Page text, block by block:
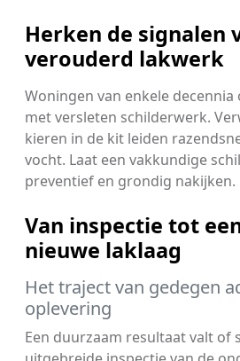
Herken de signalen
verouderd lakwerk
Woningen van enkele decennia
met versleten schilderwerk.
kieren in de kit leiden
vocht. Laat een vakkundige
preventief en grondig nakijken.
Van inspectie tot
nieuwe laklaag
Het traject van gedegen
oplevering
Een duurzaam resultaat valt of